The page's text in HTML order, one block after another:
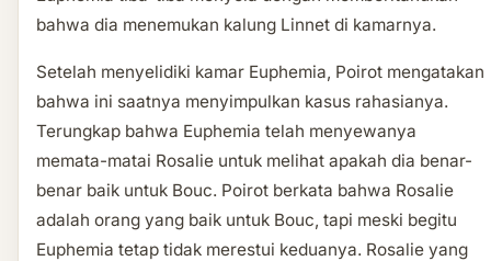
bahwa dia menemukan kalung Linnet di kamarnya.
Setelah menyelidiki kamar Euphemia, Poirot mengatakan
bahwa ini saatnya menyimpulkan kasus rahasianya.
Terungkap bahwa Euphemia telah menyewanya
memata-matai Rosalie untuk melihat apakah dia benar-
benar baik untuk Bouc. Poirot berkata bahwa Rosalie
adalah orang yang baik untuk Bouc, tapi meski begitu
Euphemia tetap tidak merestui keduanya. Rosalie yang